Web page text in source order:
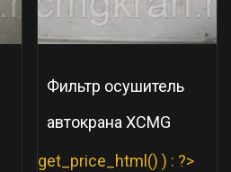
Фильтр осушитель
автокрана XCMG
get_price_html() ) : ?>